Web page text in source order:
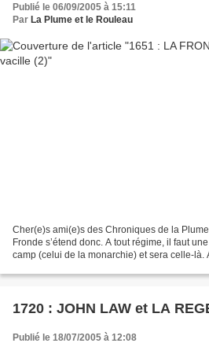
Publié le 06/09/2005 à 15:11
Par La Plume et le Rouleau
Cher(e)s ami(e)s des Chroniques de la
Fronde s’étend donc. A tout régime, il faut
camp (celui de la monarchie) et sera celle-là.
1720 : JOHN LAW et LA
Publié le 18/07/2005 à 12:08